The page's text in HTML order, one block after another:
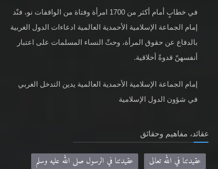
في خطابٍ أمام أكثر من 1700 امرأة وفتاة من الواقفات نو، فنّد
إمام الجماعة الإسلامية الأحمدية العالمية ادعاءات الدول الغربية
بالدفاع عن حقوق المرأة، وحثّ النساء المسلمات على اعتبار
أنفسهنّ قدوةً أخلاقية.
إمام الجماعة الإسلامية الأحمدية العالمية يدين التدخل الغربي
في شؤون الدول الإسلامية
عقائد، مفاهيم وحقائق
عقيدتنا في الله تعالى
عقيدتنا في الرسول صلى الله عليه وسلم